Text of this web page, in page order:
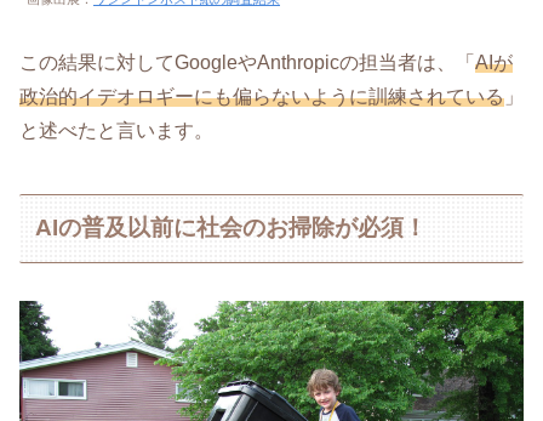
この結果に対してGoogleやAnthropicの担当者は、「 AIが
政治的イデオロギーにも偏らないように訓練されている 」
と述べたと言います。
AIの普及以前に社会のお掃除が必須！